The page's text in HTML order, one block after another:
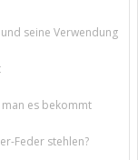
seine Verwendung
es bekommt
Feder stehlen?